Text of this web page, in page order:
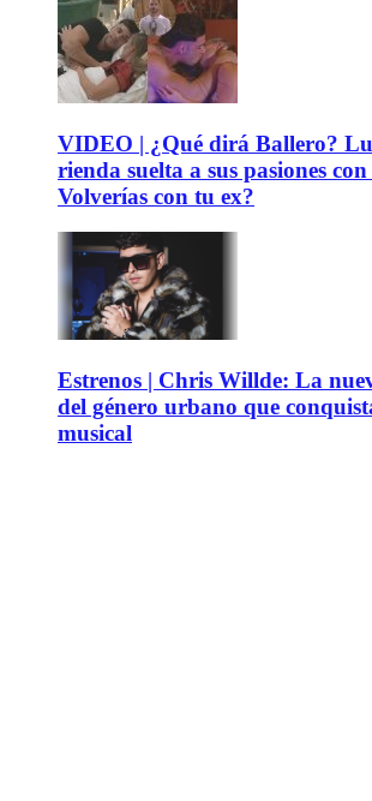
VIDEO | ¿Qué dirá Ballero?
rienda suelta a sus pasiones
Volverías con tu ex?
Estrenos | Chris Willde: La
del género urbano que
musical